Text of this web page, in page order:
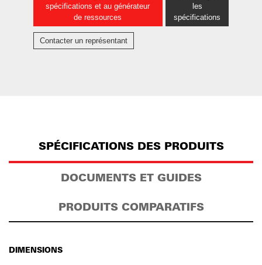
spécifications et au générateur
de ressources
les
spécifications
Contacter un représentant
SPÉCIFICATIONS DES PRODUITS
DOCUMENTS ET GUIDES
PRODUITS COMPARATIFS
DIMENSIONS